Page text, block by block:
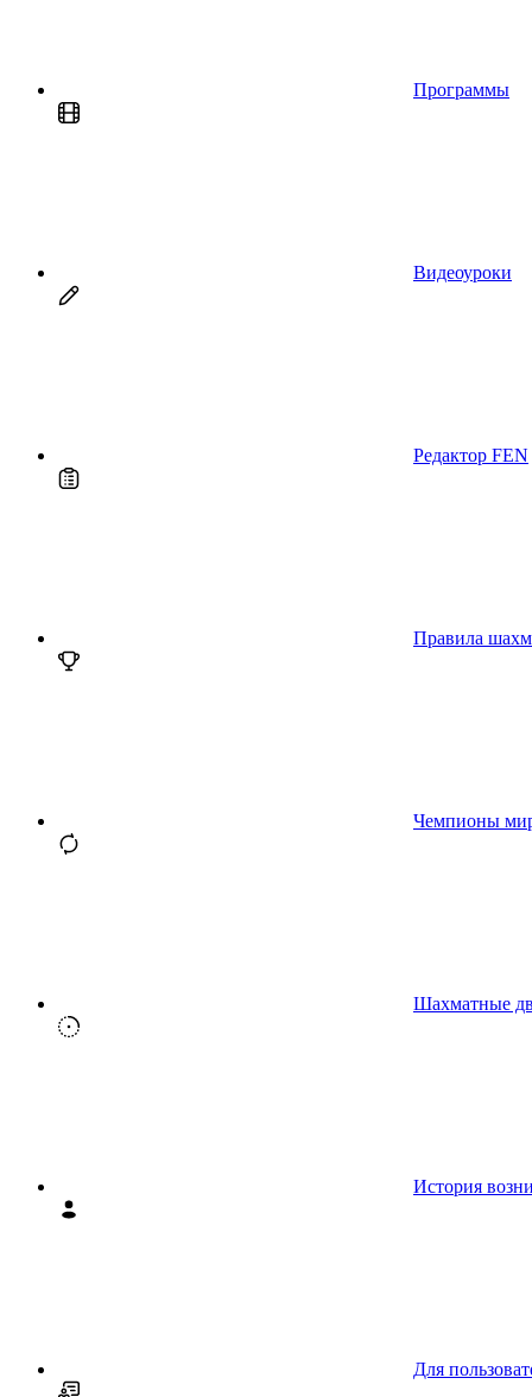
Программы
Видеоуроки
Редактор FEN
Правила
Чемпионы
Шахматные
История
Для